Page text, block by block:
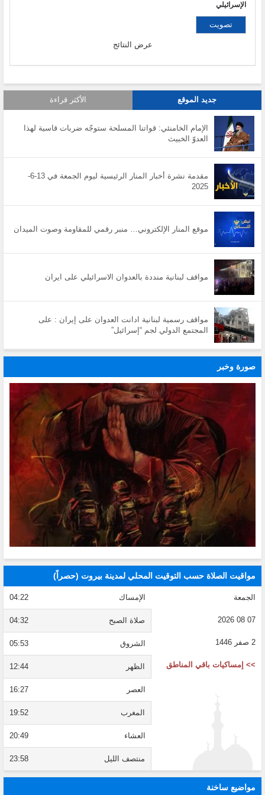
الإسرائيلي
عرض النتائج
جديد الموقع الأكثر قراءة
الإمام الخامنئي: قواتنا المسلحة ستوجّه ضربات قاسية لهذا
العدوّ الخبيث
مقدمة نشرة أخبار المنار الرئيسية ليوم الجمعة في 13-6-
2025
موقع المنار الإلكتروني… منبر رقمي للمقاومة وصوت الميدان
مواقف لبنانية منددة بالعدوان الاسرائيلي على ايران
مواقف رسمية لبنانية ادانت العدوان على إيران : على
المجتمع الدولي لجم “إسرائيل”
صورة وخبر
مواقيت الصلاة حسب التوقيت المحلي لمدينة بيروت (حصراً)
الجمعة
07 08 2026
2 صفر 1446
>> إمساكيات باقي المناطق
الإمساك 04:22
صلاة الصبح 04:32
الشروق 05:53
الظهر 12:44
العصر 16:27
المغرب 19:52
العشاء 20:49
منتصف الليل 23:58
مواضيع ساخنة